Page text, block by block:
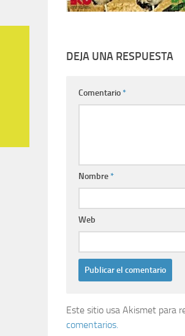
DEJA UNA RESPUESTA
Comentario*
Nombre*
Web
Este sitio usa Akismet para
comentarios.